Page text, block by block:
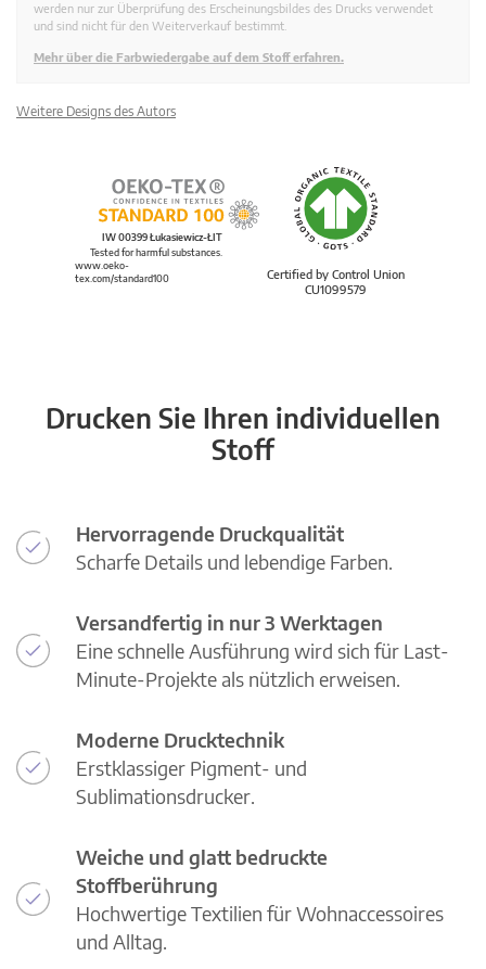
werden nur zur Überprüfung des Erscheinungsbildes des Drucks verwendet
und sind nicht für den Weiterverkauf bestimmt.
Mehr über die Farbwiedergabe auf dem Stoff erfahren.
Weitere Designs des Autors
Certified by Control Union
CU1099579
IW 00399 Łukasiewicz-ŁIT
Tested for harmful substances.
www.oeko-
tex.com/standard100
Drucken Sie Ihren individuellen
Stoff
Hervorragende Druckqualität
Scharfe Details und lebendige Farben.
Versandfertig in nur 3 Werktagen
Eine schnelle Ausführung wird sich für Last-
Minute-Projekte als nützlich erweisen.
Moderne Drucktechnik
Erstklassiger Pigment- und
Sublimationsdrucker.
Weiche und glatt bedruckte
Stoffberührung
Hochwertige Textilien für Wohnaccessoires
und Alltag.